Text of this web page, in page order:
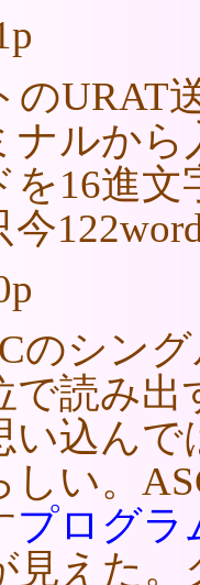
のURAT
ナルから
を16進文
今
シング
で読み
い込ん
しい。
プログラ
見えた